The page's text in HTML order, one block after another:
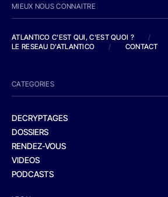
MIEUX NOUS CONNAITRE
ATLANTICO C'EST QUI, C'EST QUOI ?
/
LE RESEAU D'ATLANTICO
/ CONTACT
CATEGORIES
DECRYPTAGES
DOSSIERS
RENDEZ-VOUS
VIDEOS
PODCASTS